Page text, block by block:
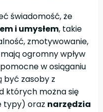
świadomość, że
i umysłem, takie
zmotywowanie,
ogromny wpływ
w osiąganiu
być zasoby z
których można się
typy) oraz narzędzia